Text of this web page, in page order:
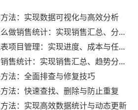
法：实现数据可视化与高效分析
售统计：实现销售汇总、分析与动态监控
管理：实现进度、成本与任务的高效分析
计：实现销售汇总、趋势分析与业绩优化
法：全面排查与修复技巧
法：快速查找、删除与防止重复
法：实现高效数据统计与动态更新